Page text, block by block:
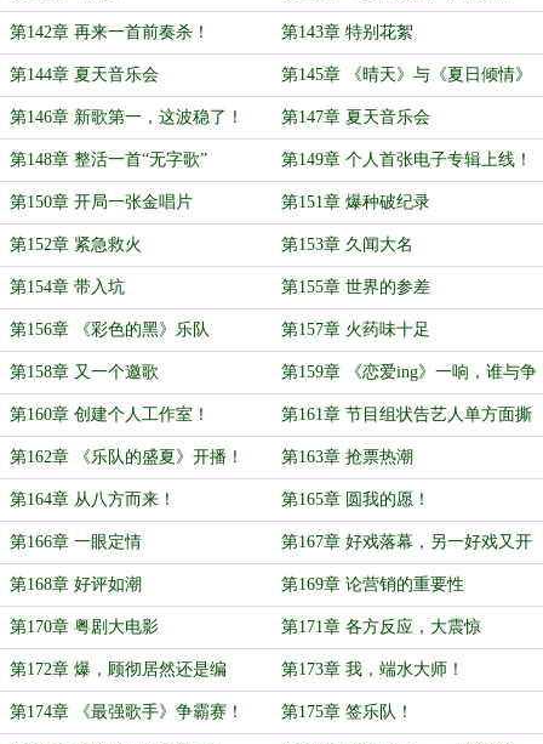
第142章 再来一首前奏杀！ 第143章 特别花絮
第144章 夏天音乐会 第145章 《晴天》与《夏日倾情》
第146章 新歌第一，这波稳了！ 第147章 夏天音乐会
第148章 整活一首“无字歌” 第149章 个人首张电子专辑上线！
第150章 开局一张金唱片 第151章 爆种破纪录
第152章 紧急救火 第153章 久闻大名
第154章 带入坑 第155章 世界的参差
第156章 《彩色的黑》乐队 第157章 火药味十足
第158章 又一个邀歌 第159章 《恋爱ing》一响，谁与争
锋
第160章 创建个人工作室！ 第161章 节目组状告艺人单方面撕
毁合约！
第162章 《乐队的盛夏》开播！ 第163章 抢票热潮
第164章 从八方而来！ 第165章 圆我的愿！
第166章 一眼定情 第167章 好戏落幕，另一好戏又开
场
第168章 好评如潮 第169章 论营销的重要性
第170章 粤剧大电影 第171章 各方反应，大震惊
第172章 爆，顾彻居然还是编
剧？！
第173章 我，端水大师！
第174章 《最强歌手》争霸赛！ 第175章 签乐队！